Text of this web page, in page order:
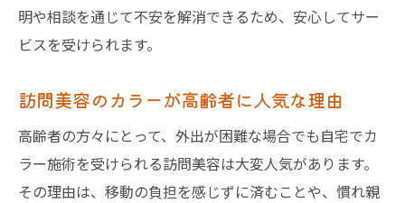
明や相談を通じて不安を解消できるため、安心してサー
ビスを受けられます。
訪問美容のカラーが高齢者に人気な理由
高齢者の方々にとって、外出が困難な場合でも自宅でカ
ラー施術を受けられる訪問美容は大変人気があります。
その理由は、移動の負担を感じずに済むことや、慣れ親